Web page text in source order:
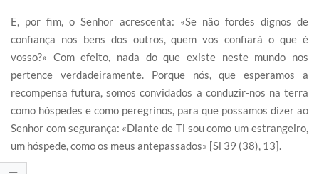
E, por fim, o Senhor acrescenta: «Se não fordes dignos de
confiança nos bens dos outros, quem vos confiará o que é
vosso?» Com efeito, nada do que existe neste mundo nos
pertence verdadeiramente. Porque nós, que esperamos a
recompensa futura, somos convidados a conduzir-nos na terra
como hóspedes e como peregrinos, para que possamos dizer ao
Senhor com segurança: «Diante de Ti sou como um estrangeiro,
um hóspede, como os meus antepassados» [Sl 39 (38), 13].